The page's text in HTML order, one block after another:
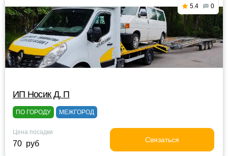
5.4 0
ИП Носик Д. П
ПО ГОРОДУ МЕЖГОРОД
Цена посадки
70 руб Связаться